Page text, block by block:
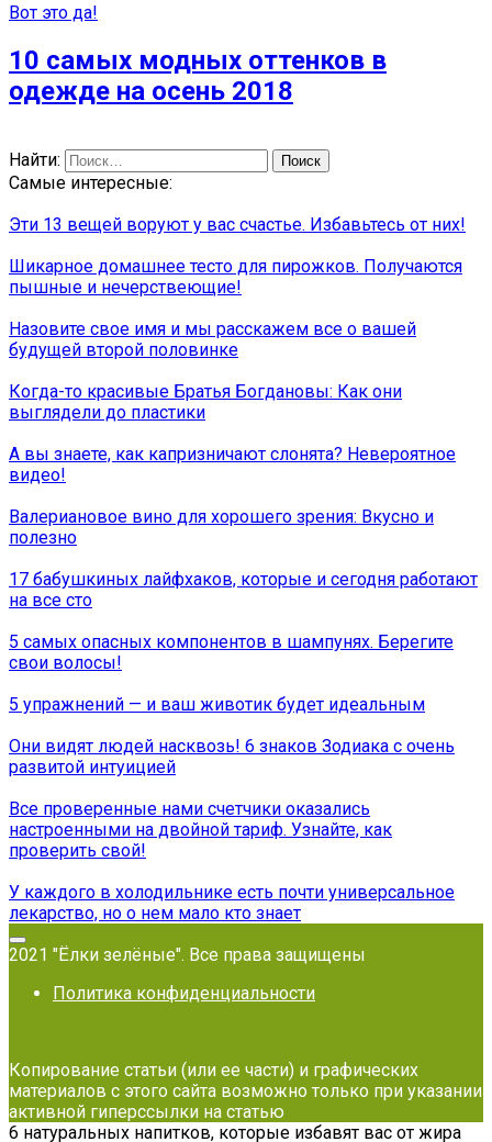
Вот это да!
10 самых модных оттенков в
одежде на осень 2018
Найти:
Самые интересные:
Эти 13 вещей воруют у вас счастье. Избавьтесь от них!
Шикарное домашнее тесто для пирожков. Получаются
пышные и нечерствеющие!
Назовите свое имя и мы расскажем все о вашей
будущей второй половинке
Когда-то красивые Братья Богдановы: Как они
выглядели до пластики
А вы знаете, как капризничают слонята? Невероятное
видео!
Валериановое вино для хорошего зрения: Вкусно и
полезно
17 бабушкиных лайфхаков, которые и сегодня работают
на все сто
5 самых опасных компонентов в шампунях. Берегите
свои волосы!
5 упражнений — и ваш животик будет идеальным
Они видят людей насквозь! 6 знаков Зодиака с очень
развитой интуицией
Все проверенные нами счетчики оказались
настроенными на двойной тариф. Узнайте, как
проверить свой!
У каждого в холодильнике есть почти универсальное
лекарство, но о нем мало кто знает
2021 "Ёлки зелёные". Все права защищены
Политика конфиденциальности
Копирование статьи (или ее части) и графических
материалов с этого сайта возможно только при указании
активной гиперссылки на статью
6 натуральных напитков, которые избавят вас от жира